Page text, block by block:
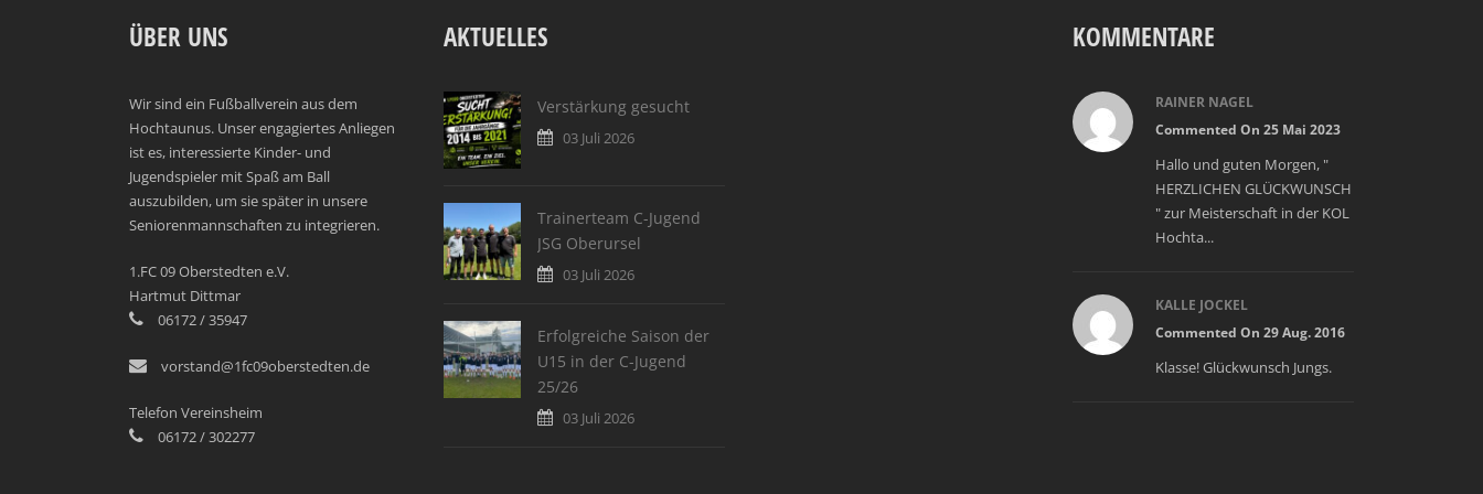
ÜBER UNS
Wir sind ein Fußballverein aus dem
Hochtaunus. Unser engagiertes Anliegen
ist es, interessierte Kinder- und
Jugendspieler mit Spaß am Ball
auszubilden, um sie später in unsere
Seniorenmannschaften zu integrieren.
1.FC 09 Oberstedten e.V.
Hartmut Dittmar
06172 / 35947
vorstand@1fc09oberstedten.de
Telefon Vereinsheim
06172 / 302277
AKTUELLES
Verstärkung gesucht
03 Juli 2026
Trainerteam C-Jugend
JSG Oberursel
03 Juli 2026
Erfolgreiche Saison der
U15 in der C-Jugend
25/26
03 Juli 2026
KOMMENTARE
RAINER NAGEL
Commented On 25 Mai 2023
Hallo und guten Morgen, "
HERZLICHEN GLÜCKWUNSCH
" zur Meisterschaft in der KOL
Hochta...
KALLE JOCKEL
Commented On 29 Aug. 2016
Klasse! Glückwunsch Jungs.